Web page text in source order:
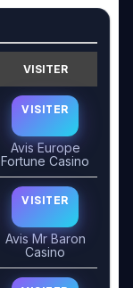
VISITER
VISITER
Avis Europe
Fortune Casino
VISITER
Avis Mr Baron
Casino